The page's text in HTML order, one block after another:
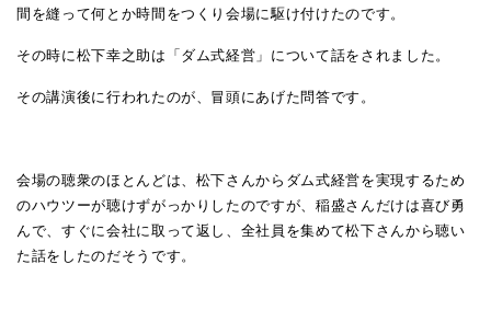
間を縫って何とか時間をつくり会場に駆け付けたのです。
その時に松下幸之助は「ダム式経営」について話をされました。
その講演後に行われたのが、冒頭にあげた問答です。
会場の聴衆のほとんどは、松下さんからダム式経営を実現するため
のハウツーが聴けずがっかりしたのですが、稲盛さんだけは喜び勇
んで、すぐに会社に取って返し、全社員を集めて松下さんから聴い
た話をしたのだそうです。